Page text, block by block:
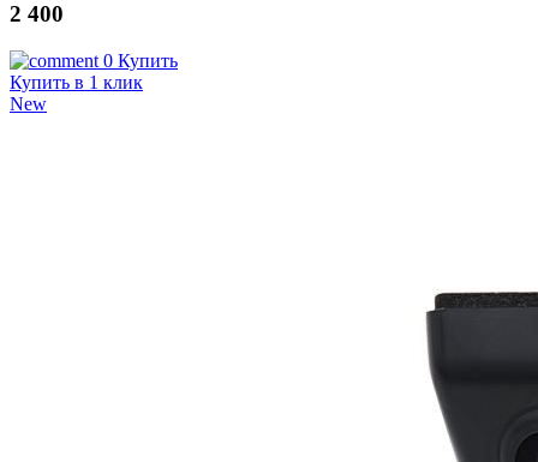
2 400
0 Купить
Купить в 1 клик
New